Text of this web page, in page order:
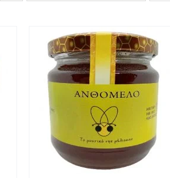
ΠΡΟΣΘΉΚΗ ΣΤΟ ΚΑΛΆΘΙ
ΛΕΠΤΟΜΈΡΕΙΕΣ